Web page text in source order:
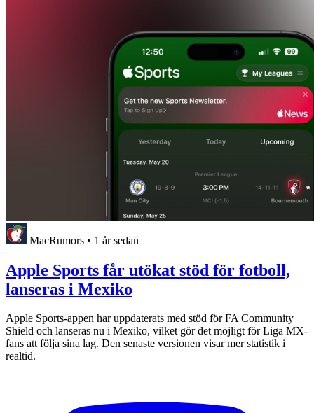
MacRumors • 1 år sedan
Apple Sports får utökat stöd för fotboll,
lanseras i Mexiko
Apple Sports-appen har uppdaterats med stöd för FA Community
Shield och lanseras nu i Mexiko, vilket gör det möjligt för Liga MX-
fans att följa sina lag. Den senaste versionen visar mer statistik i
realtid.